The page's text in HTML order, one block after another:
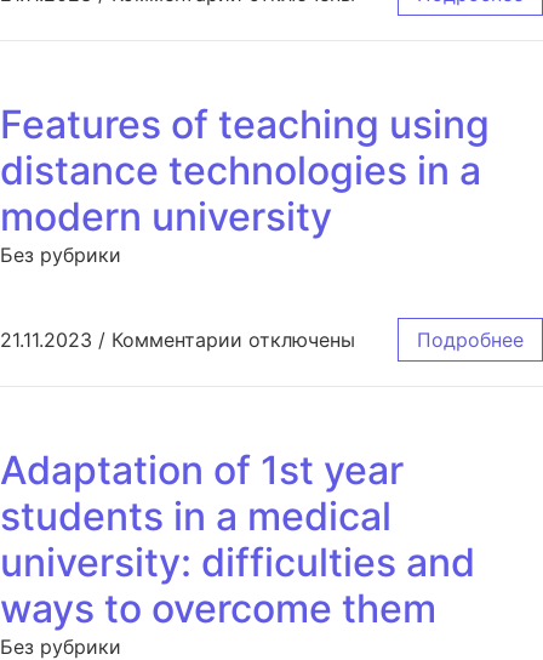
Features of teaching using
distance technologies in a
modern university
Без рубрики
21.11.2023 / Комментарии к записи Features of teaching
отключены Подробнее
Adaptation of 1st year
students in a medical
university: difficulties and
ways to overcome them
Без рубрики